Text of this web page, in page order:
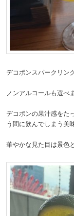
デコポンスパークリン
ノンアルコールも選べ
デコポンの果汁感をた
う間に飲んでしまう美
華やかな見た目は景色